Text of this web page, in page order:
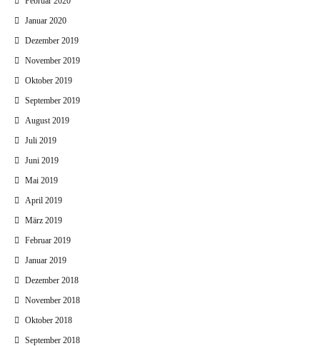
Januar 2020
Dezember 2019
November 2019
Oktober 2019
September 2019
August 2019
Juli 2019
Juni 2019
Mai 2019
April 2019
März 2019
Februar 2019
Januar 2019
Dezember 2018
November 2018
Oktober 2018
September 2018